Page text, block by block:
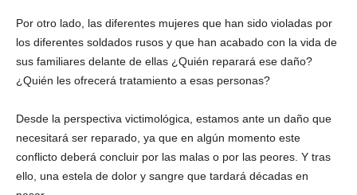
Por otro lado, las diferentes mujeres que han sido violadas por
los diferentes soldados rusos y que han acabado con la vida de
sus familiares delante de ellas ¿Quién reparará ese daño?
¿Quién les ofrecerá tratamiento a esas personas?
Desde la perspectiva victimológica, estamos ante un daño que
necesitará ser reparado, ya que en algún momento este
conflicto deberá concluir por las malas o por las peores. Y tras
ello, una estela de dolor y sangre que tardará décadas en